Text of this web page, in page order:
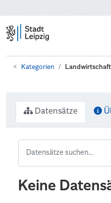
Kategorien
Datensätze
Keine